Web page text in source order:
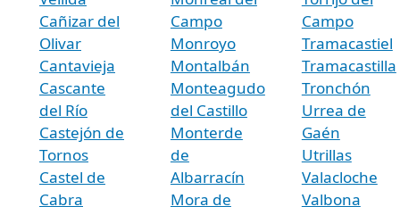
Cañizar del
Olivar
Cantavieja
Cascante
del Río
Castejón de
Tornos
Castel de
Cabra
Campo
Monroyo
Montalbán
Monteagudo
del Castillo
Monterde
de
Albarracín
Mora de
Campo
Tramacastiel
Tramacastilla
Tronchón
Urrea de
Gaén
Utrillas
Valacloche
Valbona